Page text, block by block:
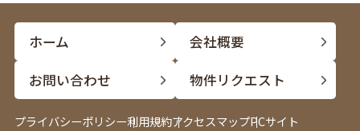
ホーム
会社概要
お問い合わせ
物件リクエスト
プライバシーポリシー利用規約アクセスマップPCサイト